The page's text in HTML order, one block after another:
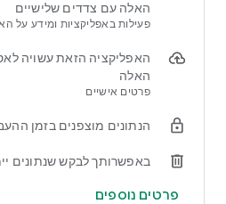
האלה עם צדדים שלישיים
פעילות באפליקציות ומידע על
האפליקציה הזאת עשויה
האלה
פרטים אישיים
הנתונים מוצפנים בזמן
באפשרותך לבקש שנתונים
פרטים נוספים